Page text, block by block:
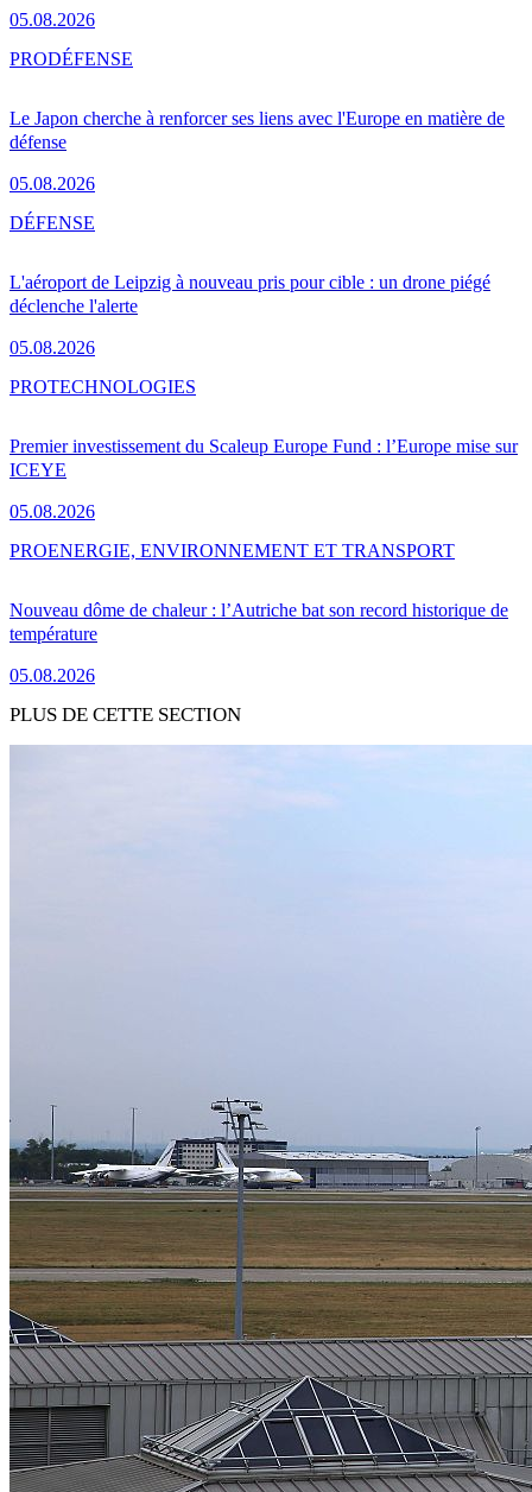
05.08.2026
Le Japon cherche à renforcer ses liens avec l'Europe en matière de
défense
05.08.2026
PRODÉFENSE
L'aéroport de Leipzig à nouveau pris pour cible : un drone piégé
déclenche l'alerte
05.08.2026
DÉFENSE
Premier investissement du Scaleup Europe Fund : l’Europe mise sur
ICEYE
05.08.2026
PROTECHNOLOGIES
Nouveau dôme de chaleur : l’Autriche bat son record historique de
température
05.08.2026
PROENERGIE, ENVIRONNEMENT ET TRANSPORT
PLUS DE CETTE SECTION